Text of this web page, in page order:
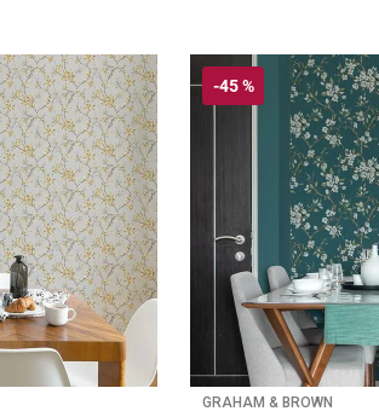
-45 %
GRAHAM & BROWN